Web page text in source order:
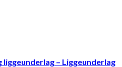
– Liggeunderlag